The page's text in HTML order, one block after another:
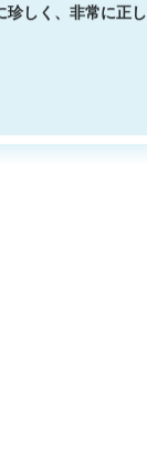
らい。小説でいう
。進化すればする